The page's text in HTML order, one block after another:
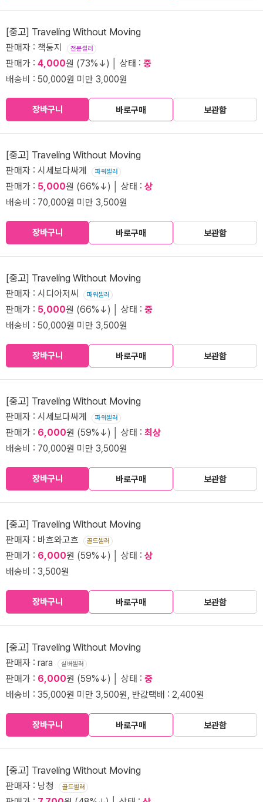
[중고] Traveling Without Moving
판매자 : 책둥지 전문셀러
판매가 : 4,000원 (73%↓) │ 상태 : 중
배송비 : 50,000원 미만 3,000원
장바구니 바로구매 보관함
[중고] Traveling Without Moving
판매자 : 시세보다싸게 파워셀러
판매가 : 5,000원 (66%↓) │ 상태 : 상
배송비 : 70,000원 미만 3,500원
장바구니 바로구매 보관함
[중고] Traveling Without Moving
판매자 : 시디아저씨 파워셀러
판매가 : 5,000원 (66%↓) │ 상태 : 중
배송비 : 50,000원 미만 3,500원
장바구니 바로구매 보관함
[중고] Traveling Without Moving
판매자 : 시세보다싸게 파워셀러
판매가 : 6,000원 (59%↓) │ 상태 : 최상
배송비 : 70,000원 미만 3,500원
장바구니 바로구매 보관함
[중고] Traveling Without Moving
판매자 : 바흐와고흐 골드셀러
판매가 : 6,000원 (59%↓) │ 상태 : 상
배송비 : 3,500원
장바구니 바로구매 보관함
[중고] Traveling Without Moving
판매자 : rara 실버셀러
판매가 : 6,000원 (59%↓) │ 상태 : 중
배송비 : 35,000원 미만 3,500원, 반값택배 : 2,400원
장바구니 바로구매 보관함
[중고] Traveling Without Moving
판매자 : 낭청 골드셀러